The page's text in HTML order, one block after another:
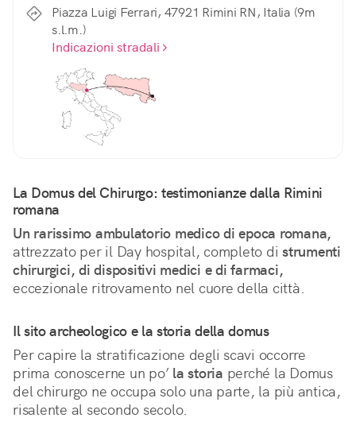
Piazza Luigi Ferrari, 47921 Rimini RN, Italia (9m
s.l.m.)
Indicazioni stradali
La Domus del Chirurgo: testimonianze dalla Rimini
romana
Un rarissimo ambulatorio medico di epoca romana,
attrezzato per il Day hospital, completo di strumenti
chirurgici, di dispositivi medici e di farmaci,
eccezionale ritrovamento nel cuore della città.
Il sito archeologico e la storia della domus
Per capire la stratificazione degli scavi occorre
prima conoscerne un po’ la storia perché la Domus
del chirurgo ne occupa solo una parte, la più antica,
risalente al secondo secolo.